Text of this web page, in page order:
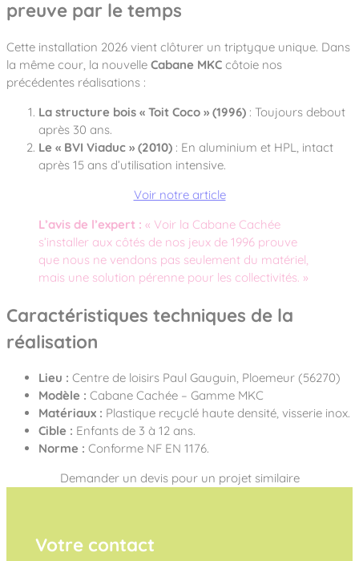
preuve par le temps
Cette installation 2026 vient clôturer un triptyque unique. Dans
la même cour, la nouvelle Cabane MKC côtoie nos
précédentes réalisations :
La structure bois « Toit Coco » (1996) : Toujours debout
après 30 ans.
Le « BVI Viaduc » (2010) : En aluminium et HPL, intact
après 15 ans d’utilisation intensive.
Voir notre article
L’avis de l’expert : « Voir la Cabane Cachée
s’installer aux côtés de nos jeux de 1996 prouve
que nous ne vendons pas seulement du matériel,
mais une solution pérenne pour les collectivités. »
Caractéristiques techniques de la
réalisation
Lieu : Centre de loisirs Paul Gauguin, Ploemeur (56270)
Modèle : Cabane Cachée – Gamme MKC
Matériaux : Plastique recyclé haute densité, visserie inox.
Cible : Enfants de 3 à 12 ans.
Norme : Conforme NF EN 1176.
Demander un devis pour un projet similaire
Votre contact